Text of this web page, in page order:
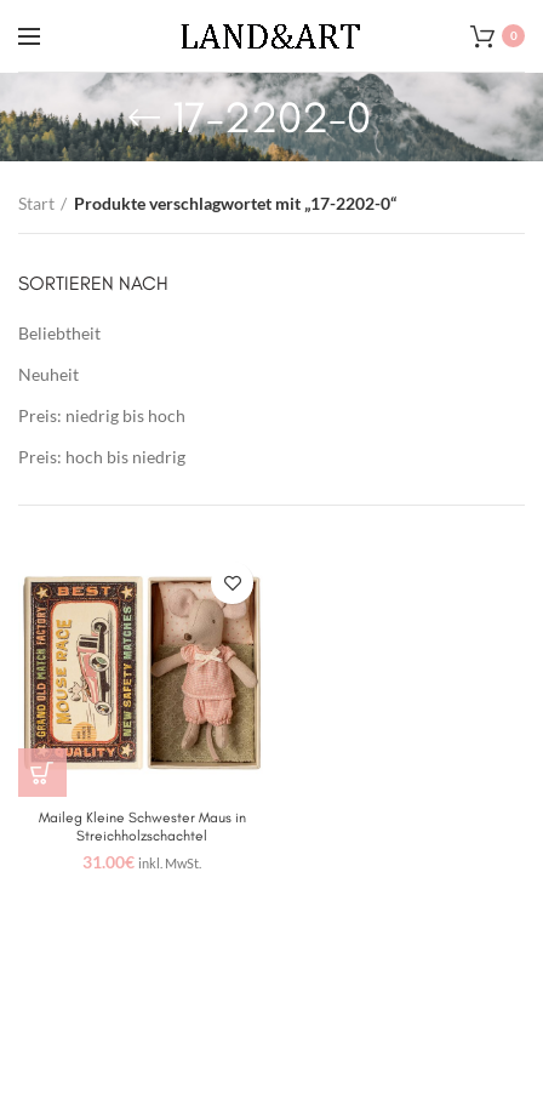
0
17-2202-0
Start Produkte verschlagwortet mit „17-2202-0“
SORTIEREN NACH
Beliebtheit
Neuheit
Preis: niedrig bis hoch
Preis: hoch bis niedrig
Maileg Kleine Schwester Maus in
Streichholzschachtel
31.00€ inkl. MwSt.